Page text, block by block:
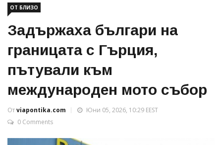
ОТ БЛИЗО
Задържаха българи на
границата с Гърция,
пътували към
международен мото събор
Отviapontika.com
Юни 05, 2026, 10:29 EEST
0 Comments